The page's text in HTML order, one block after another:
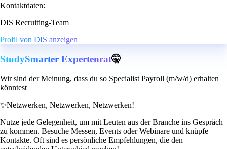
Kontaktdaten:
DIS Recruiting-Team
Profil von DIS anzeigen
StudySmarter Expertenrat🤫
Wir sind der Meinung, dass du so Specialist Payroll (m/w/d) erhalten
könntest
✨Netzwerken, Netzwerken, Netzwerken!
Nutze jede Gelegenheit, um mit Leuten aus der Branche ins Gespräch
zu kommen. Besuche Messen, Events oder Webinare und knüpfe
Kontakte. Oft sind es persönliche Empfehlungen, die den